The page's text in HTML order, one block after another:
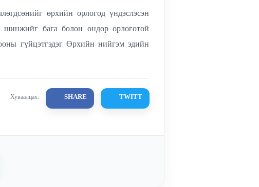
өрхийн орлогод үндэслэсэн
шинжийг бага болон өндөр орлоготой
гүйцэтгэдэг Өрхийн нийгэм эдийн
Хуваалцах: SHARE TWITT